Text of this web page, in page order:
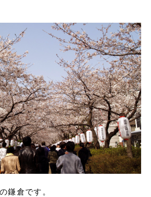
鎌倉です。